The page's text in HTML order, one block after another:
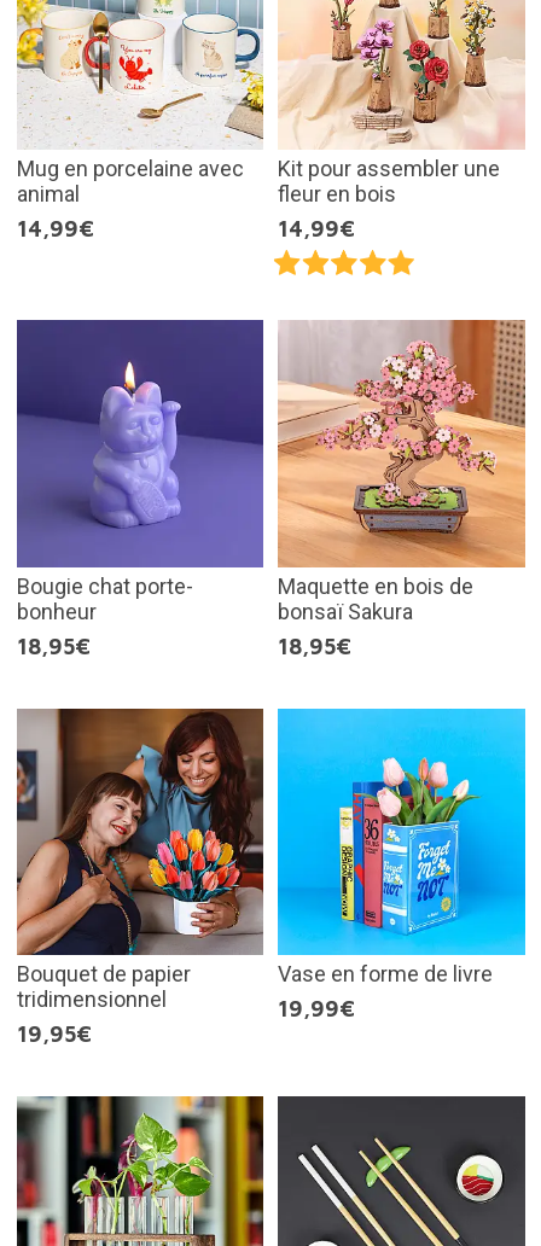
Mug en porcelaine avec
animal
14,99€
Kit pour assembler une
fleur en bois
14,99€
Bougie chat porte-
bonheur
18,95€
Maquette en bois de
bonsaï Sakura
18,95€
Bouquet de papier
tridimensionnel
19,95€
Vase en forme de livre
19,99€